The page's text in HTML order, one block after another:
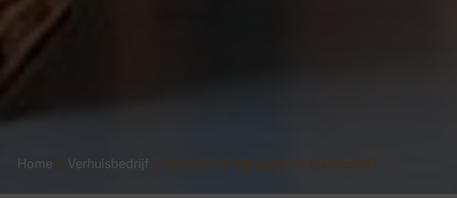
Home • Verhuisbedrijf • Hoe kies ik het juiste verhuisbedrijf?